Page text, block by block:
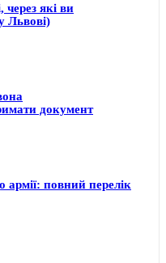
які ви
Львові)
документ
повний перелік